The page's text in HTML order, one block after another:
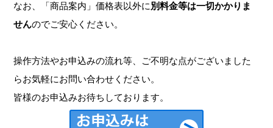
なお、「商品案内」価格表以外に別料金等は一切かかりま
せんのでご安心ください。
操作方法やお申込みの流れ等、ご不明な点がございました
らお気軽にお問い合わせください。
皆様のお申込みお待ちしております。